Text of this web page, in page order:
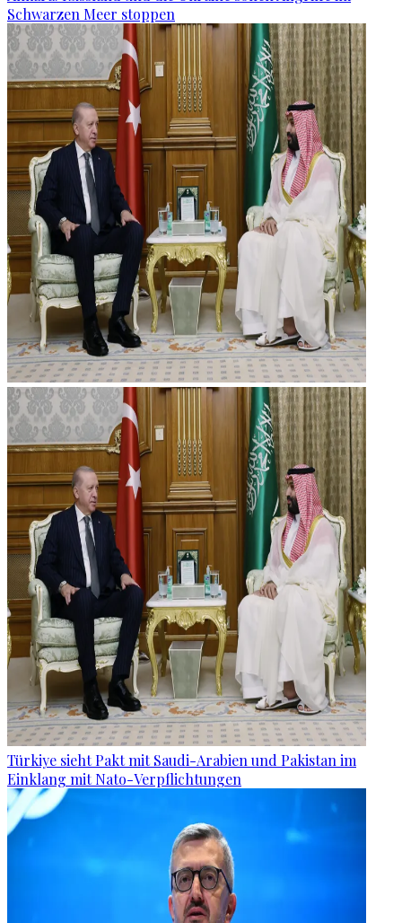
Schwarzen Meer stoppen
Türkiye sieht Pakt mit Saudi-Arabien und Pakistan im
Einklang mit Nato-Verpflichtungen